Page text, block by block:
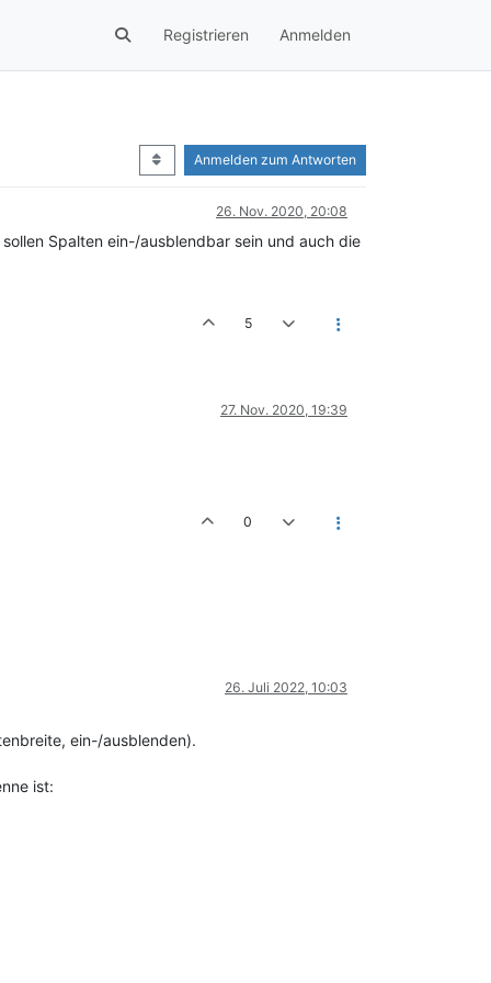
Registrieren Anmelden
Anmelden zum Antworten
26. Nov. 2020, 20:08
Spalten ein-/ausblendbar sein und auch die
5
27. Nov. 2020, 19:39
0
26. Juli 2022, 10:03
ein-/ausblenden).
ist: